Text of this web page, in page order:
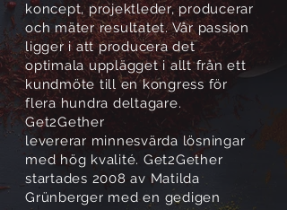
koncept, projektleder, producerar
och mäter resultatet. Vår passion
ligger i att producera det
optimala upplägget i allt från ett
kundmöte till en kongress för
flera hundra deltagare.
Get2Gether
levererar minnesvärda lösningar
med hög kvalité. Get2Gether
startades 2008 av Matilda
Grünberger med en gedigen